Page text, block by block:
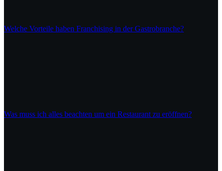
Welche Vorteile haben Franchising in der Gastrobranche?
Was muss ich alles beachten um ein Restaurant zu eröffnen?